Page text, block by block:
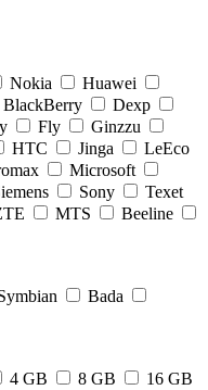
Nokia
Huawei
BlackBerry
Dexp
Fly
Ginzzu
HTC Jinga
LeEco
Microsoft
Sony
Texet
MTS
Beeline
Bada
4 GB 8 GB
16 GB